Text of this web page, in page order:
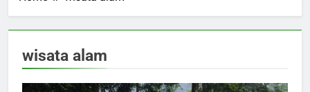
wisata alam